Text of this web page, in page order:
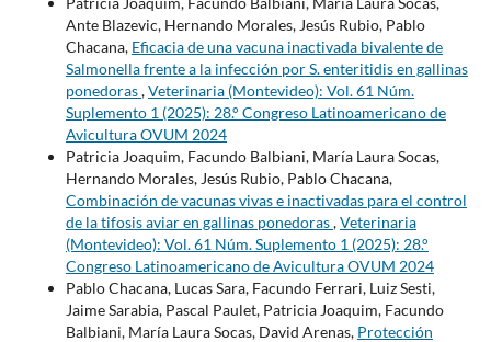
Ante Blazevic, Hernando Morales, Jesús Rubio, Pablo
Chacana, Eficacia de una vacuna inactivada bivalente de
Salmonella frente a la infección por S. enteritidis en gallinas
ponedoras,Veterinaria (Montevideo): Vol. 61 Núm.
Suplemento 1 (2025): 28.° Congreso Latinoamericano de
Avicultura OVUM 2024
Patricia Joaquim, Facundo Balbiani, María Laura Socas,
Hernando Morales, Jesús Rubio, Pablo Chacana,
Combinación de vacunas vivas e inactivadas para el control
de la tifosis aviar en gallinas ponedoras,Veterinaria
(Montevideo): Vol. 61 Núm. Suplemento 1 (2025): 28.°
Congreso Latinoamericano de Avicultura OVUM 2024
Pablo Chacana, Lucas Sara, Facundo Ferrari, Luiz Sesti,
Jaime Sarabia, Pascal Paulet, Patricia Joaquim, Facundo
Balbiani, María Laura Socas, David Arenas, Protección